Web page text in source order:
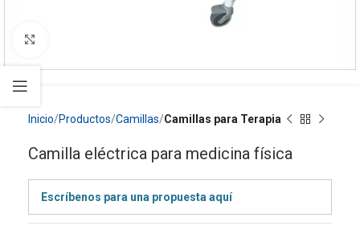
Inicio Productos Camillas Camillas para Terapia
Camilla eléctrica para medicina física
Escríbenos para una propuesta aquí